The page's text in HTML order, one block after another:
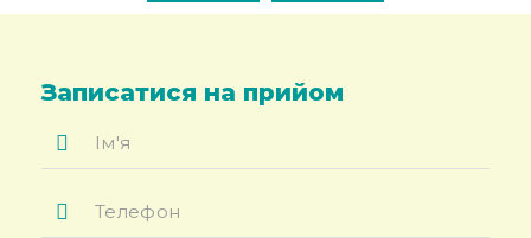
Записатися на прийом